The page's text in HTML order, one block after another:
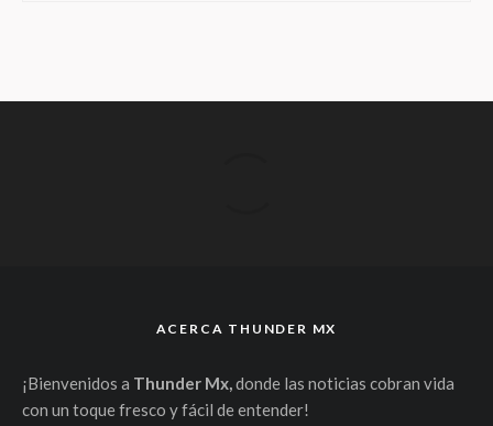
ACERCA THUNDER MX
¡Bienvenidos a Thunder Mx,donde las noticias cobran vida
con un toque fresco y fácil de entender!